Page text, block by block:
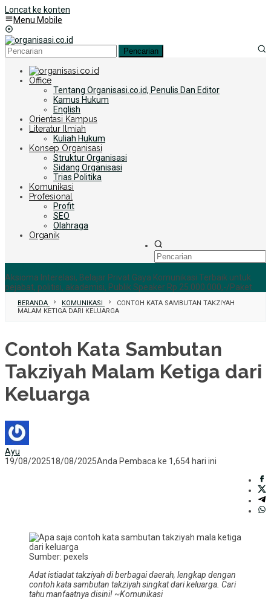
Loncat ke konten
Menu Mobile
Pencarian
Office
Tentang Organisasi.co.id, Penulis Dan Editor
Kamus Hukum
English
Orientasi Kampus
Literatur Ilmiah
Kuliah Hukum
Konsep Organisasi
Struktur Organisasi
Sidang Organisasi
Trias Politika
Komunikasi
Profesional
Profit
SEO
Olahraga
Organik
Aksioma Interelasi, Belajar Privat Gaya Komunikasi Terbaik untuk
pejabat, politisi, akademisi, Publik Speaker Rp 25.000.000,-/Paket
BERANDA KOMUNIKASI
CONTOH KATA SAMBUTAN TAKZIYAH
MALAM KETIGA DARI KELUARGA
Contoh Kata Sambutan
Takziyah Malam Ketiga dari
Keluarga
Ayu
19/08/202518/08/2025Anda Pembaca ke 1,654 hari ini
Sumber: pexels
Adat istiadat takziyah di berbagai daerah, lengkap dengan
contoh kata sambutan takziyah singkat dari keluarga. Cari
tahu manfaatnya disini! ~Komunikasi